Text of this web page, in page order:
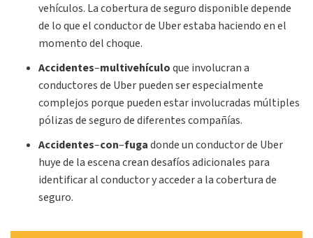
vehículos. La cobertura de seguro disponible depende
de lo que el conductor de Uber estaba haciendo en el
momento del choque.
Accidentes–multivehículoque involucran a
conductores de Uber pueden ser especialmente
complejos porque pueden estar involucradas múltiples
pólizas de seguro de diferentes compañías.
Accidentes–con–fugadonde un conductor de Uber
huye de la escena crean desafíos adicionales para
identificar al conductor y acceder a la cobertura de
seguro.